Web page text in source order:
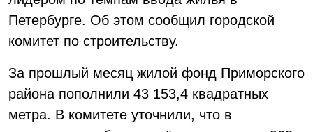
Петербурге. Об этом сообщил городской
комитет по строительству.
За прошлый месяц жилой фонд Приморского
района пополнили 43 153,4 квадратных
метра. В комитете уточнили, что в